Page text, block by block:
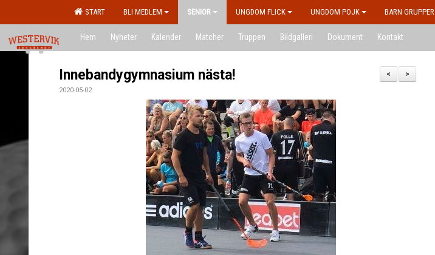
START BLI MEDLEM SENIOR UNGDOM FLICK UNGDOM POJK BARN GRUPPER
Hem Nyheter Kalender Matcher Truppen Bildgalleri Dokument Kontakt
>
<
Innebandygymnasium nästa!
2020-05-02